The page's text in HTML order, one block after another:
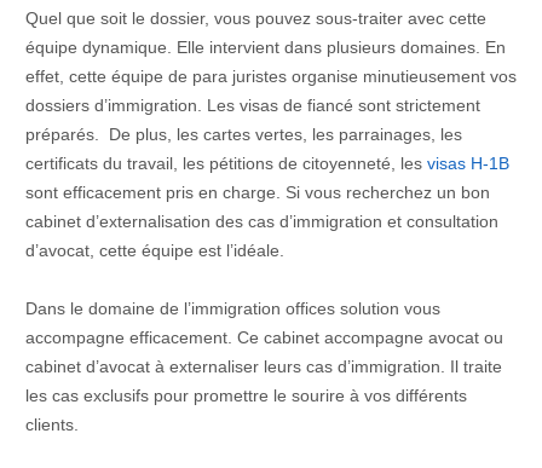
Quel que soit le dossier, vous pouvez sous-traiter avec cette
équipe dynamique. Elle intervient dans plusieurs domaines. En
effet, cette équipe de para juristes organise minutieusement vos
dossiers d’immigration. Les visas de fiancé sont strictement
préparés. De plus, les cartes vertes, les parrainages, les
certificats du travail, les pétitions de citoyenneté, les visas H-1B
sont efficacement pris en charge. Si vous recherchez un bon
cabinet d’externalisation des cas d’immigration et consultation
d’avocat, cette équipe est l’idéale.
Dans le domaine de l’immigration offices solution vous
accompagne efficacement. Ce cabinet accompagne avocat ou
cabinet d’avocat à externaliser leurs cas d’immigration. Il traite
les cas exclusifs pour promettre le sourire à vos différents
clients.